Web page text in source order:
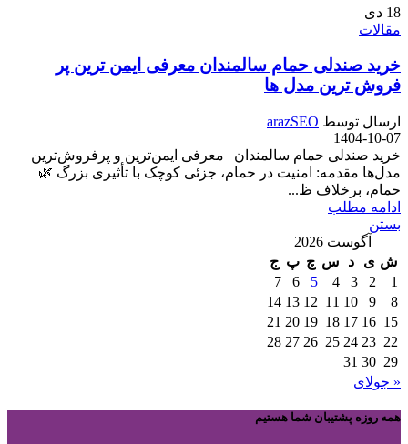
18 دی
مقالات
خرید صندلی حمام سالمندان معرفی ایمن ترین پر
فروش ترین مدل ها
ارسال توسط arazSEO
1404-10-07
خرید صندلی حمام سالمندان | معرفی ایمن‌ترین و پرفروش‌ترین
مدل‌ها مقدمه: امنیت در حمام، جزئی کوچک با تأثیری بزرگ 🌿
حمام، برخلاف ظ...
ادامه مطلب
بستن
آگوست 2026
ش ی د س چ پ ج
1
2
3
4
5
6
7
8
9
10
11
12
13
14
15
16
17
18
19
20
21
22
23
24
25
26
27
28
29
30
31
« جولای
همه روزه پشتیبان شما هستیم